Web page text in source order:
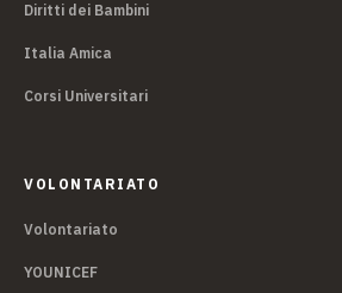
Diritti dei Bambini
Italia Amica
Corsi Universitari
VOLONTARIATO
Volontariato
YOUNICEF